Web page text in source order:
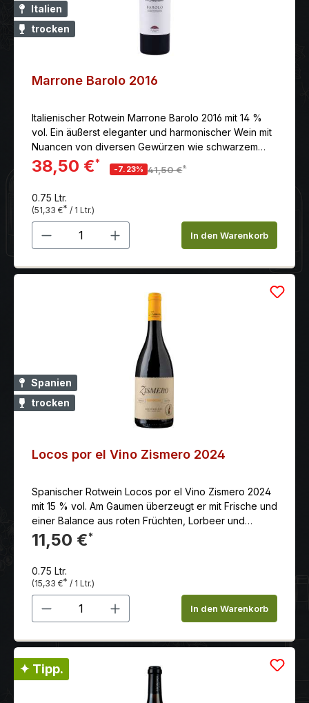
Italien
trocken
Marrone Barolo 2016
Italienischer Rotwein Marrone Barolo 2016 mit 14 %
vol. Ein äußerst eleganter und harmonischer Wein mit
Nuancen von diversen Gewürzen wie schwarzem
Pfeffer und Trüffel.
38,50 €*
-7.23% 41,50 €*
0.75 Ltr.
(51,33 €* / 1 Ltr.)
Produkt Anzahl: Gib denIn den Warenkorb
Spanien
trocken
Locos por el Vino Zismero 2024
Spanischer Rotwein Locos por el Vino Zismero 2024
mit 15 % vol. Am Gaumen überzeugt er mit Frische und
einer Balance aus roten Früchten, Lorbeer und
dezenten Röstaromen. Der Nachgeschmack ist
langanhaltend und einladend.
11,50 €*
0.75 Ltr.
(15,33 €* / 1 Ltr.)
Produkt Anzahl: Gib denIn den Warenkorb
✦ Tipp.